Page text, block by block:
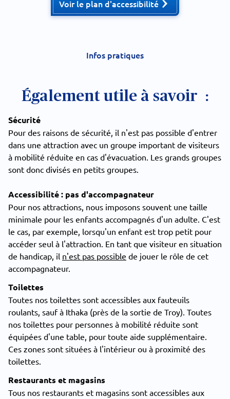
Voir le plan d'accessibilité
Infos pratiques
Également utile à savoir :
Sécurité
Pour des raisons de sécurité, il n'est pas possible d'entrer
dans une attraction avec un groupe important de visiteurs
à mobilité réduite en cas d'évacuation. Les grands groupes
sont donc divisés en petits groupes.
Accessibilité : pas d'accompagnateur
Pour nos attractions, nous imposons souvent une taille
minimale pour les enfants accompagnés d'un adulte. C'est
le cas, par exemple, lorsqu'un enfant est trop petit pour
accéder seul à l'attraction. En tant que visiteur en situation
de handicap, il n'est pas possible de jouer le rôle de cet
accompagnateur.
Toilettes
Toutes nos toilettes sont accessibles aux fauteuils
roulants, sauf à Ithaka (près de la sortie de Troy). Toutes
nos toilettes pour personnes à mobilité réduite sont
équipées d'une table, pour toute aide supplémentaire.
Ces zones sont situées à l'intérieur ou à proximité des
toilettes.
Restaurants et magasins
Tous nos restaurants et magasins sont accessibles aux